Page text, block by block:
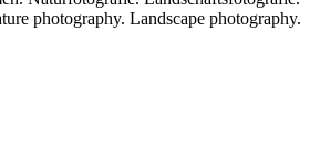
photography. Landscape photography.